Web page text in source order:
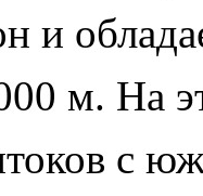
и
м. На
с